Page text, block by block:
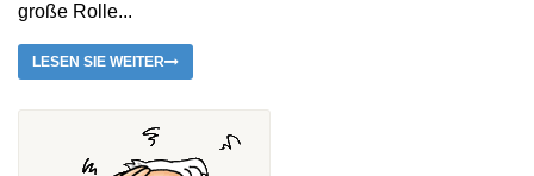
große Rolle...
LESEN SIE WEITER